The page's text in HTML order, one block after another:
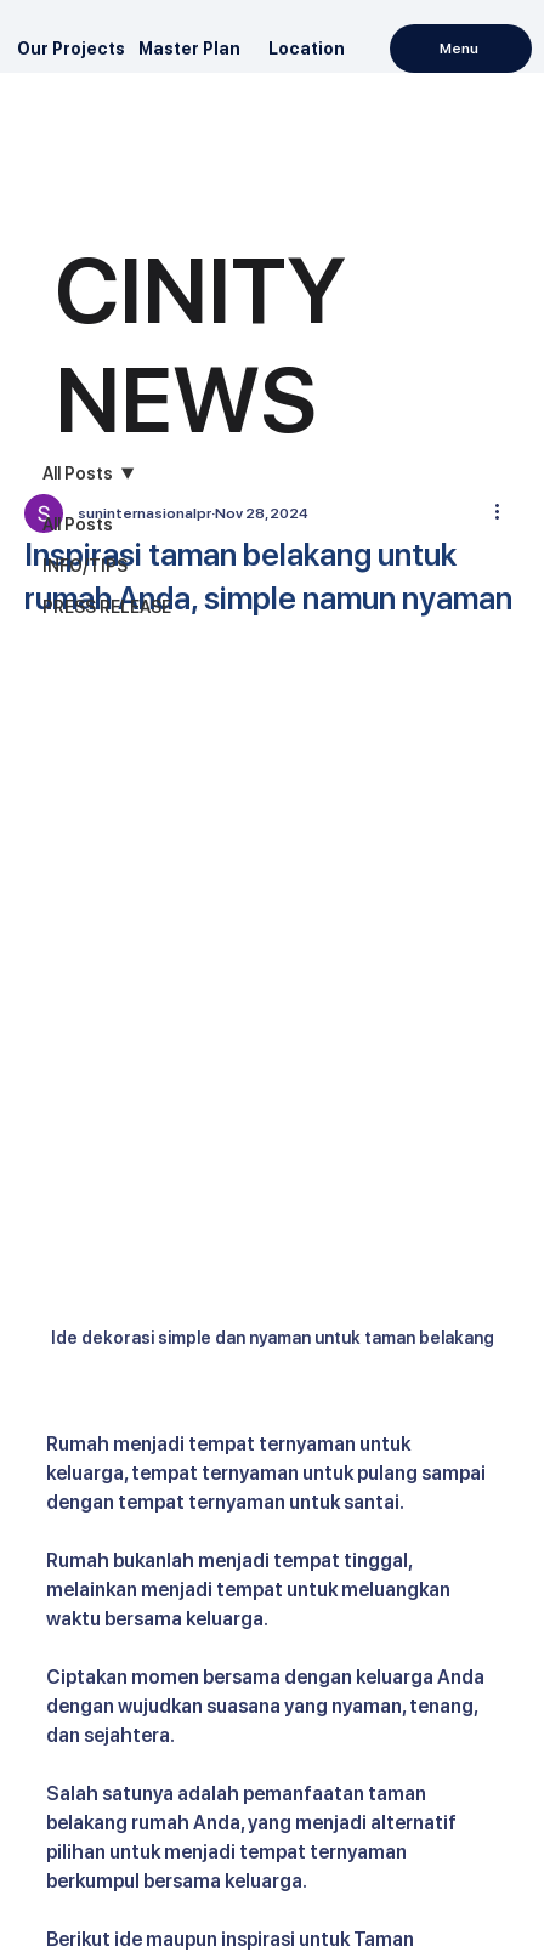
Our Projects Master Plan Location Menu
CINITY
NEWS
All Posts
INFO/TIPS
PRESS RELEASE
All Posts
Inspirasi taman belakang untuk
rumah Anda, simple namun nyaman
suninternasionalpr Nov 28, 2024
Ide dekorasi simple dan nyaman untuk taman belakang
Rumah menjadi tempat ternyaman untuk
keluarga, tempat ternyaman untuk pulang sampai
dengan tempat ternyaman untuk santai.
Rumah bukanlah menjadi tempat tinggal,
melainkan menjadi tempat untuk meluangkan
waktu bersama keluarga.
Ciptakan momen bersama dengan keluarga Anda
dengan wujudkan suasana yang nyaman, tenang,
dan sejahtera.
Salah satunya adalah pemanfaatan taman
belakang rumah Anda, yang menjadi alternatif
pilihan untuk menjadi tempat ternyaman
berkumpul bersama keluarga.
Berikut ide maupun inspirasi untuk Taman